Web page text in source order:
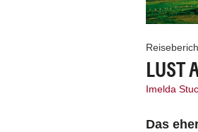
LUST
Imelda
Das